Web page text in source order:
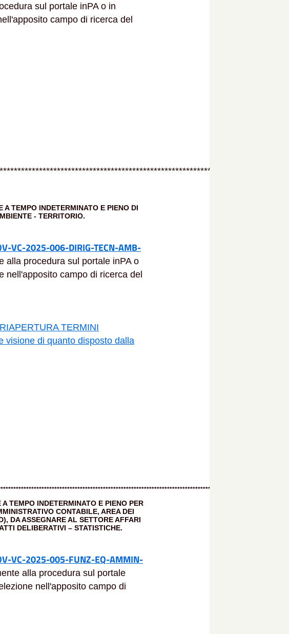
sul portale inPA o in
campo di ricerca del
TEMPO INDETERMINATO E PIENO DI
- TERRITORIO.
VC-2025-006-DIRIG-TECN-AMB-
alla procedura sul portale inPA o
nell'apposito campo di ricerca del
TERMINI
visione di quanto disposto dalla
TEMPO INDETERMINATO E PIENO PER
CONTABILE, AREA DEI
DA ASSEGNARE AL SETTORE AFFARI
DELIBERATIVI – STATISTICHE.
VC-2025-005-FUNZ-EQ-AMMIN-
alla procedura sul portale
nell'apposito campo di